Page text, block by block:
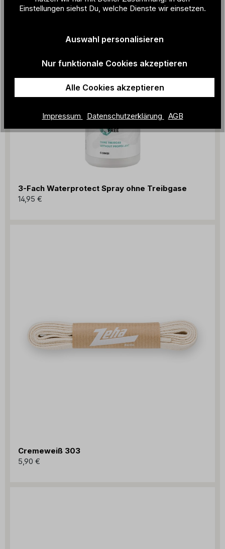
3-Fach Waterprotect Spray ohne Treibgase
14,95 €
Cremeweiß 303
5,90 €
Einstellungen siehst Du, welche Dienste wir einsetzen.
Auswahl personalisieren
Nur funktionale Cookies akzeptieren
Alle Cookies akzeptieren
Impressum Datenschutzerklärung AGB